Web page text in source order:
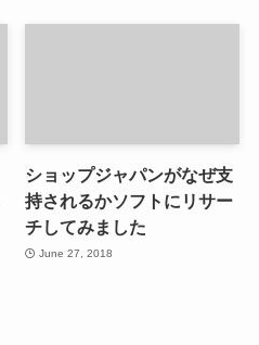
ショップジャパンがなぜ支
持されるかソフトにリサー
チしてみました
June 27, 2018